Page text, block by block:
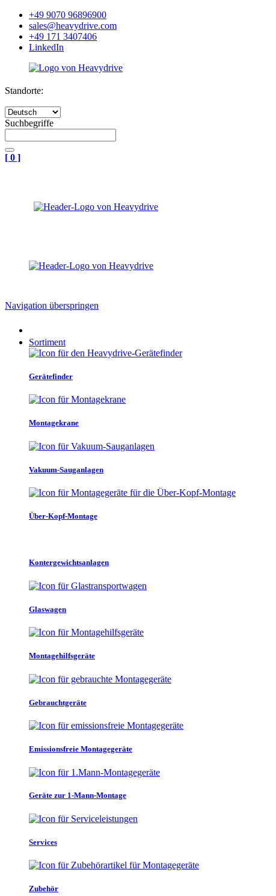
+49 9070 96896900
sales@heavydrive.com
+49 171 3407406
LinkedIn
Standorte:
Suchbegriffe
[ 0 ]
Navigation überspringen
Sortiment
Gerätefinder
Montagekrane
Vakuum-Sauganlagen
Über-Kopf-Montage
Kontergewichtsanlagen
Glaswagen
Montagehilfsgeräte
Gebrauchtgeräte
Emissionsfreie Montagegeräte
Geräte zur 1-Mann-Montage
Services
Zubehör